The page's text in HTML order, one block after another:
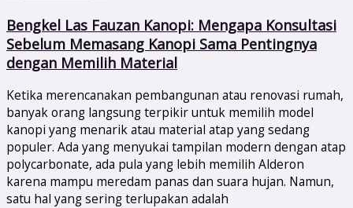
Bengkel Las Fauzan Kanopi: Mengapa Konsultasi
Sebelum Memasang Kanopi Sama Pentingnya
dengan Memilih Material
Ketika merencanakan pembangunan atau renovasi rumah,
banyak orang langsung terpikir untuk memilih model
kanopi yang menarik atau material atap yang sedang
populer. Ada yang menyukai tampilan modern dengan atap
polycarbonate, ada pula yang lebih memilih Alderon
karena mampu meredam panas dan suara hujan. Namun,
satu hal yang sering terlupakan adalah